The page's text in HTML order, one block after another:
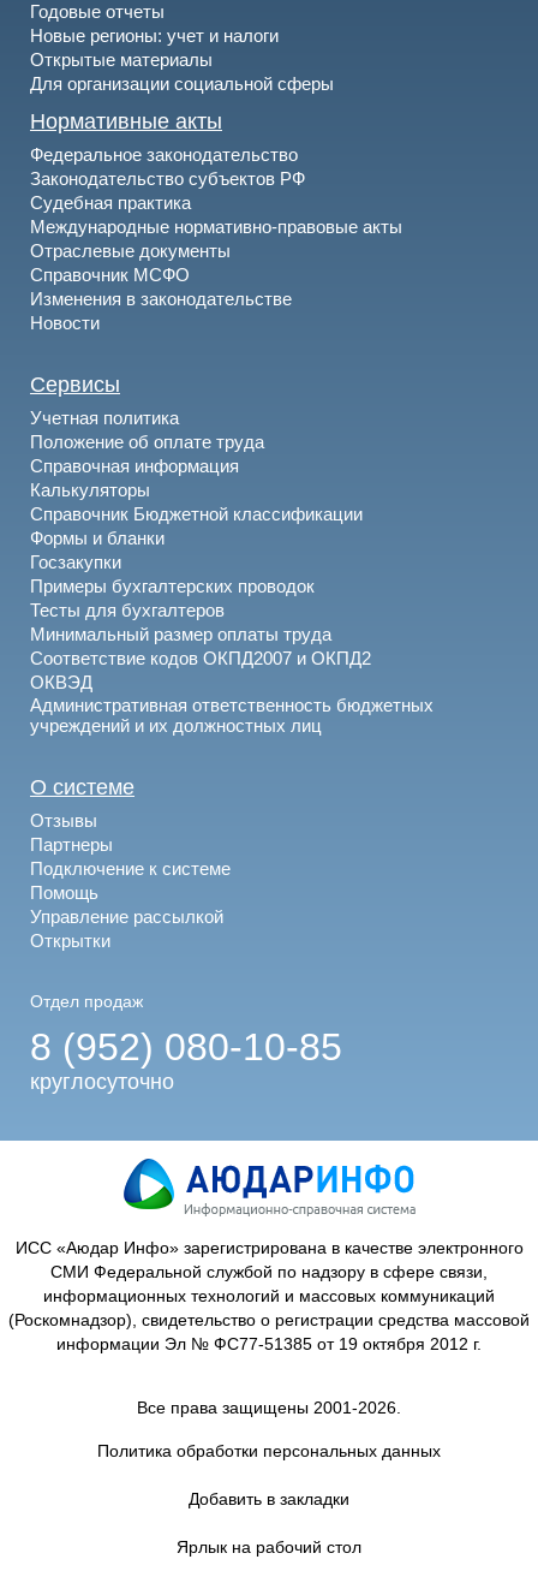
Годовые отчеты
Новые регионы: учет и налоги
Открытые материалы
Для организации социальной сферы
Нормативные акты
Федеральное законодательство
Законодательство субъектов РФ
Судебная практика
Международные нормативно-правовые акты
Отраслевые документы
Справочник МСФО
Изменения в законодательстве
Новости
Сервисы
Учетная политика
Положение об оплате труда
Справочная информация
Калькуляторы
Справочник Бюджетной классификации
Формы и бланки
Госзакупки
Примеры бухгалтерских проводок
Тесты для бухгалтеров
Минимальный размер оплаты труда
Соответствие кодов ОКПД2007 и ОКПД2
ОКВЭД
Административная ответственность бюджетных
учреждений и их должностных лиц
О системе
Отзывы
Партнеры
Подключение к системе
Помощь
Управление рассылкой
Открытки
Отдел продаж
8 (952) 080-10-85
круглосуточно
ИСС «Аюдар Инфо» зарегистрирована в качестве электронного
СМИ Федеральной службой по надзору в сфере связи,
информационных технологий и массовых коммуникаций
(Роскомнадзор), свидетельство о регистрации средства массовой
информации Эл № ФС77-51385 от 19 октября 2012 г.
Все права защищены 2001-2026.
Политика обработки персональных данных
Добавить в закладки
Ярлык на рабочий стол